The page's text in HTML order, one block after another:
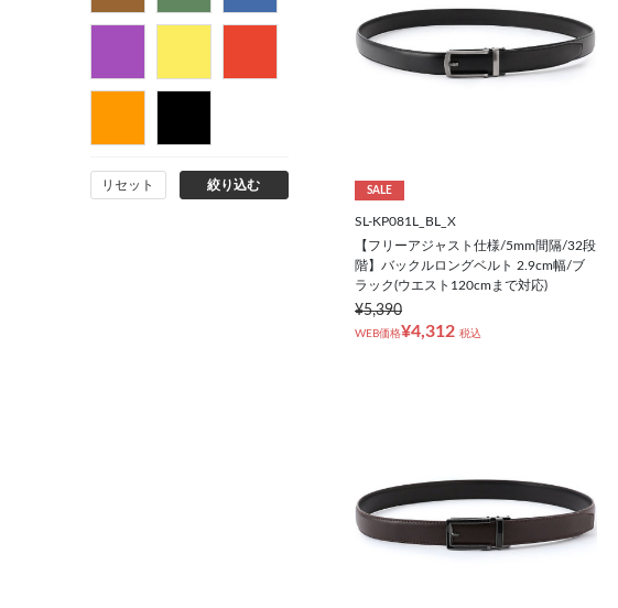
バッグ
リセット 絞り込む SALE
SL-KP081L_BL_X
【フリーアジャスト仕様/5mm間隔/32段
階】バックルロングベルト 2.9cm幅/ブ
ラック(ウエスト120cmまで対応)
¥5,390
WEB価格¥4,312 税込